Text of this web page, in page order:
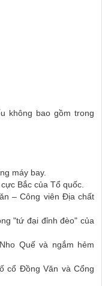
không bao gồm trong
máy bay.
Bắc của Tổ quốc.
– Công viên Địa chất
"tứ đại đỉnh đèo" của
Quế và ngắm hẻm
cổ Đồng Văn và Cổng